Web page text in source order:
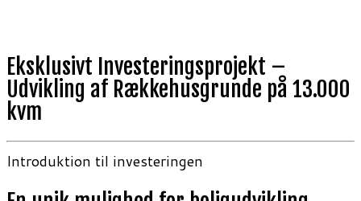
Eksklusivt Investeringsprojekt –
Udvikling af Rækkehusgrunde på 13.000
kvm
Introduktion til investeringen